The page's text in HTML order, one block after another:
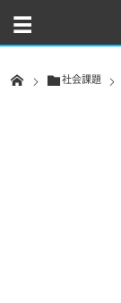
社会課題